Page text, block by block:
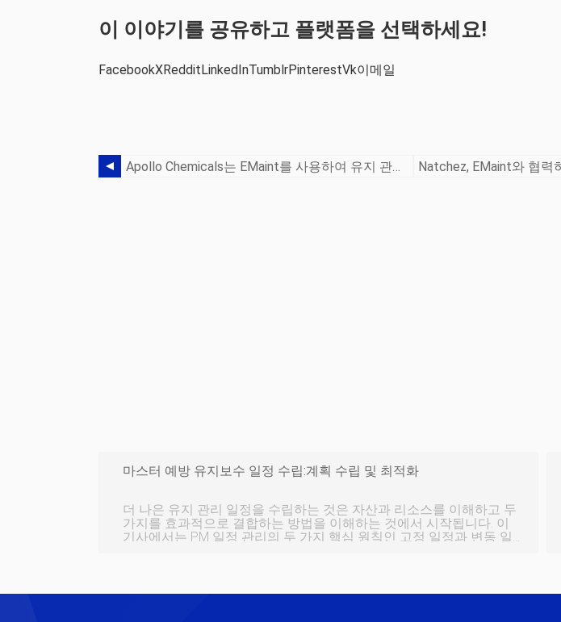
이 이야기를 공유하고 플랫폼을 선택하세요!
FacebookXRedditLinkedInTumblrPinterestVk이메일
Apollo Chemicals는 EMaint를 사용하여 유지 관리 작업을 간소화합니다.
마스터 예방 유지보수 일정 수립:계획 수립 및 최적화
더 나은 유지 관리 일정을 수립하는 것은 자산과 리소스를 이해하고 두
가지를 효과적으로 결합하는 방법을 이해하는 것에서 시작됩니다. 이
기사에서는 PM 일정 관리의 두 가지 핵심 원칙인 고정 일정과 변동 일
동이 유지 관리로 간주될 수 있습니다. 이러한 작업의 대부분은 너무 일